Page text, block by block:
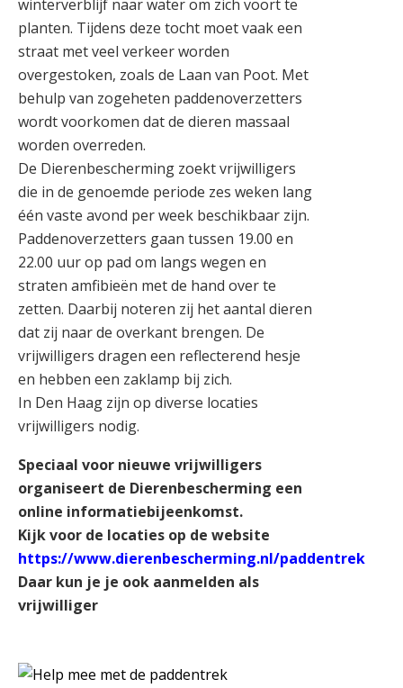
winterverblijf naar water om zich voort te
planten. Tijdens deze tocht moet vaak een
straat met veel verkeer worden
overgestoken, zoals de Laan van Poot. Met
behulp van zogeheten paddenoverzetters
wordt voorkomen dat de dieren massaal
worden overreden.
De Dierenbescherming zoekt vrijwilligers
die in de genoemde periode zes weken lang
één vaste avond per week beschikbaar zijn.
Paddenoverzetters gaan tussen 19.00 en
22.00 uur op pad om langs wegen en
straten amfibieën met de hand over te
zetten. Daarbij noteren zij het aantal dieren
dat zij naar de overkant brengen. De
vrijwilligers dragen een reflecterend hesje
en hebben een zaklamp bij zich.
In Den Haag zijn op diverse locaties
vrijwilligers nodig.
Speciaal voor nieuwe vrijwilligers
organiseert de Dierenbescherming een
online informatiebijeenkomst.
Kijk voor de locaties op de website
https://www.dierenbescherming.nl/paddentrek
Daar kun je je ook aanmelden als
vrijwilliger